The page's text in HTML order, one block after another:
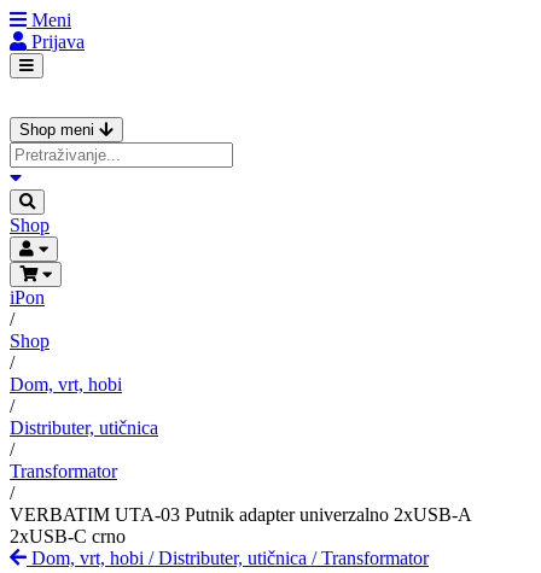
Meni
Prijava
Shop meni
Shop
iPon
/
Shop
/
Dom, vrt, hobi
/
Distributer, utičnica
/
Transformator
/
VERBATIM UTA-03 Putnik adapter univerzalno 2xUSB-A
2xUSB-C crno
Dom, vrt, hobi /Distributer, utičnica /Transformator